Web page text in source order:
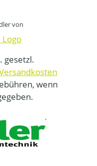
von
gesetzl.
wenn